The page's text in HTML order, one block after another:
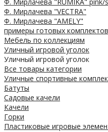
Ф. Мирлачева "RUMIKA" pink/
Ф. Мирлачева "VECTRA"
Ф. Мирлачева "AMELY"
примеры готовых комплектов
Мебель по коллекциям
Уличный игровой уголок
Уличный игровой уголок
Все товары категории
Уличные спортивные
Батуты
Садовые качели
Качели
Горки
Пластиковые игровые